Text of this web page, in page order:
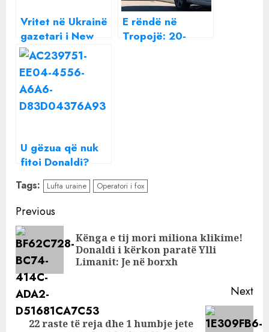
Vritet në Ukrainë
gazetari i New
York Times
E rëndë në
Tropojë: 20-
U gëzua që nuk
fitoi Donaldi?
Semi e thotë
troç: Ta fitonte
dhe
kameramani…
Tags: Lufta uraine Operatori i fox
Continue
Reading
Previous
Kënga e tij mori miliona klikime!
Donaldi i kërkon paratë Ylli
Limanit: Je në borxh
Next
Next
22 raste të reja dhe 1 humbje jete